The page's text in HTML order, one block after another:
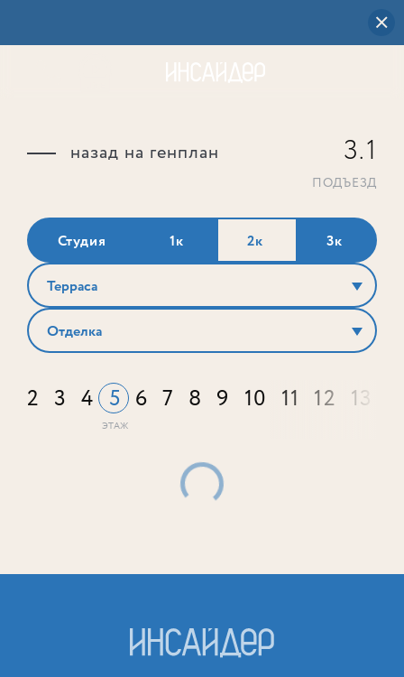
назад на генплан 3.1
ПОДЪЕЗД
Студия 1к 2к 3к
Терраса
Отделка
2 3 4 5 6 7 8 9 10 11 12 13